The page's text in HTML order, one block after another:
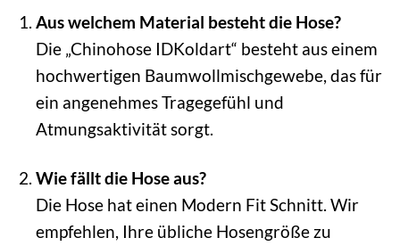
Aus welchem Material besteht die Hose?
Die „Chinohose IDKoldart“ besteht aus einem
hochwertigen Baumwollmischgewebe, das für
ein angenehmes Tragegefühl und
Atmungsaktivität sorgt.
Wie fällt die Hose aus?
Die Hose hat einen Modern Fit Schnitt. Wir
empfehlen, Ihre übliche Hosengröße zu